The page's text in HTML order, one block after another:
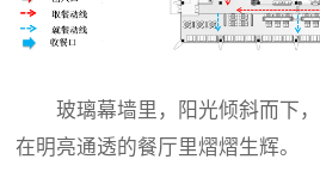
玻璃幕墙里，阳光倾斜而下
在明亮通透的餐厅里熠熠生辉。